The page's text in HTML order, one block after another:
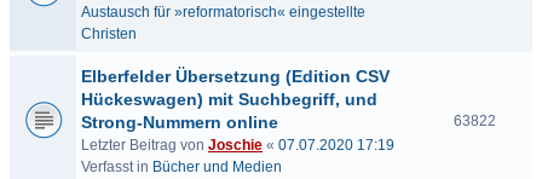
Austausch für »reformatorisch« eingestellte
Christen
Elberfelder Übersetzung (Edition CSV
Hückeswagen) mit Suchbegriff, und
Strong-Nummern online
Letzter Beitrag von Joschie « 07.07.2020 17:19
Verfasst in Bücher und Medien
63822